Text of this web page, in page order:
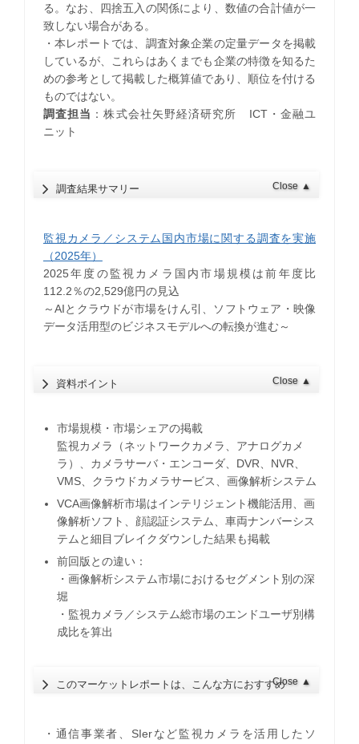
る。なお、四捨五入の関係により、数値の合計値が一
致しない場合がある。
・本レポートでは、調査対象企業の定量データを掲載
しているが、これらはあくまでも企業の特徴を知るた
めの参考として掲載した概算値であり、順位を付ける
ものではない。
調査担当 ：株式会社矢野経済研究所 ICT・金融ユ
ニット
調査結果サマリー Close ▲
監視カメラ／システム国内市場に関する調査を実施
（2025年）
2025年度の監視カメラ国内市場規模は前年度比
112.2％の2,529億円の見込
～AIとクラウドが市場をけん引、ソフトウェア・映像
データ活用型のビジネスモデルへの転換が進む～
資料ポイント Close ▲
市場規模・市場シェアの掲載
監視カメラ（ネットワークカメラ、アナログカメ
ラ）、カメラサーバ・エンコーダ、DVR、NVR、
VMS、クラウドカメラサービス、画像解析システム
VCA画像解析市場はインテリジェント機能活用、画
像解析ソフト、顔認証システム、車両ナンバーシス
テムと細目ブレイクダウンした結果も掲載
前回版との違い：
・画像解析システム市場におけるセグメント別の深
堀
・監視カメラ／システム総市場のエンドユーザ別構
成比を算出
このマーケットレポートは、こんな方におすすめClose ▲
・通信事業者、SIerなど監視カメラを活用したソ